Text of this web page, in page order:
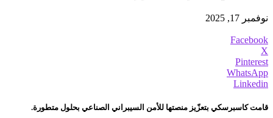
نوفمبر 17, 2025
Facebook
X
Pinterest
WhatsApp
Linkedin
قامت كاسبرسكي بتعزّيز منصتها للأمن السيبراني الصناعي بحلول متطورة.